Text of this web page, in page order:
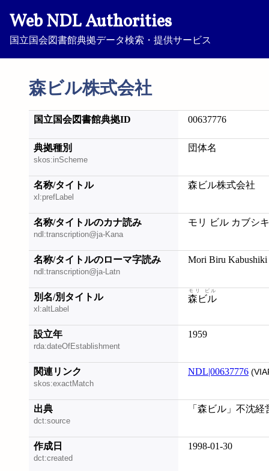
Web NDL Authorities
国立国会図書館典拠データ検索・提供サービス
森ビル株式会社
国立国会図書館典拠ID 00637776
典拠種別
skos:inScheme
団体名
名称/タイトル
xl:prefLabel
森ビル株式会社
名称/タイトルのカナ読み
ndl:transcription@ja-Kana
モリ ビル カブシ
名称/タイトルのローマ字読み
ndl:transcription@ja-Latn
Mori Biru Kabushiki
別名/別タイトル
xl:altLabel
森ビル
モリ ビル
設立年
rda:dateOfEstablishment
1959
関連リンク
skos:exactMatch
NDL|00637776
出典
dct:source
「森ビル」不沈
作成日
dct:created
1998-01-30